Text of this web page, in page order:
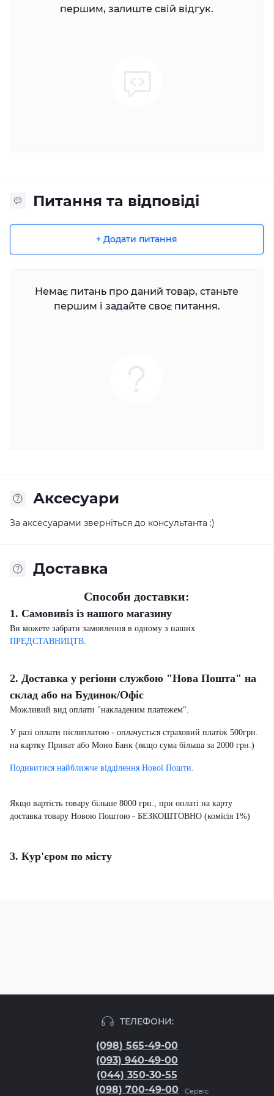
процесу проектування та виробництва. Так що він не
першим, залиште свій відгук.
Питання та відповіді
+ Додати питання
Немає питань про даний товар, станьте
першим і задайте своє питання.
Аксесуари
За аксесуарами зверніться до консультанта :)
Доставка
Способи доставки:
1. Самовивіз із нашого магазину
Ви можете забрати замовлення в одному з наших
ПРЕДСТАВНИЦТВ.
2. Доставка у регіони службою "Нова Пошта" на
склад або на Будинок/Офіс
Можливий вид оплати "накладеним платежем".
У разі оплати післяплатою - оплачується страховий платіж 500грн.
на картку Приват або Моно Банк (якщо сума більша за 2000 грн.)
Подивитися найближче відділення Нової Пошти.
Якщо вартість товару більше 8000 грн., при оплаті на карту
доставка товару Новою Поштою - БЕЗКОШТОВНО (комісія 1%)
3. Кур'єром по місту
ТЕЛЕФОНИ:
(098) 565-49-00
(093) 940-49-00
(044) 350-30-55
(098) 700-49-00
Сервіс